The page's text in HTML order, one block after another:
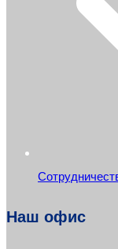
Наш офис